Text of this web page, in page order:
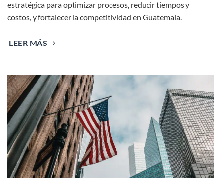
estratégica para optimizar procesos, reducir tiempos y
costos, y fortalecer la competitividad en Guatemala.
LEER MÁS